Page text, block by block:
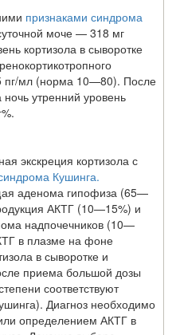
признаками синдрома
моче — 318 мг
кортизола в сыворотке
пг/мл (норма 10—80). После
утренний уровень
экскреция кортизола с
Кушинга.
аденома гипофиза (65—
АКТГ (10—15%) и
надпочечников (10—
в плазме на фоне
в сыворотке и
приема большой дозы
соответствуют
Диагноз необходимо
определением АКТГ в